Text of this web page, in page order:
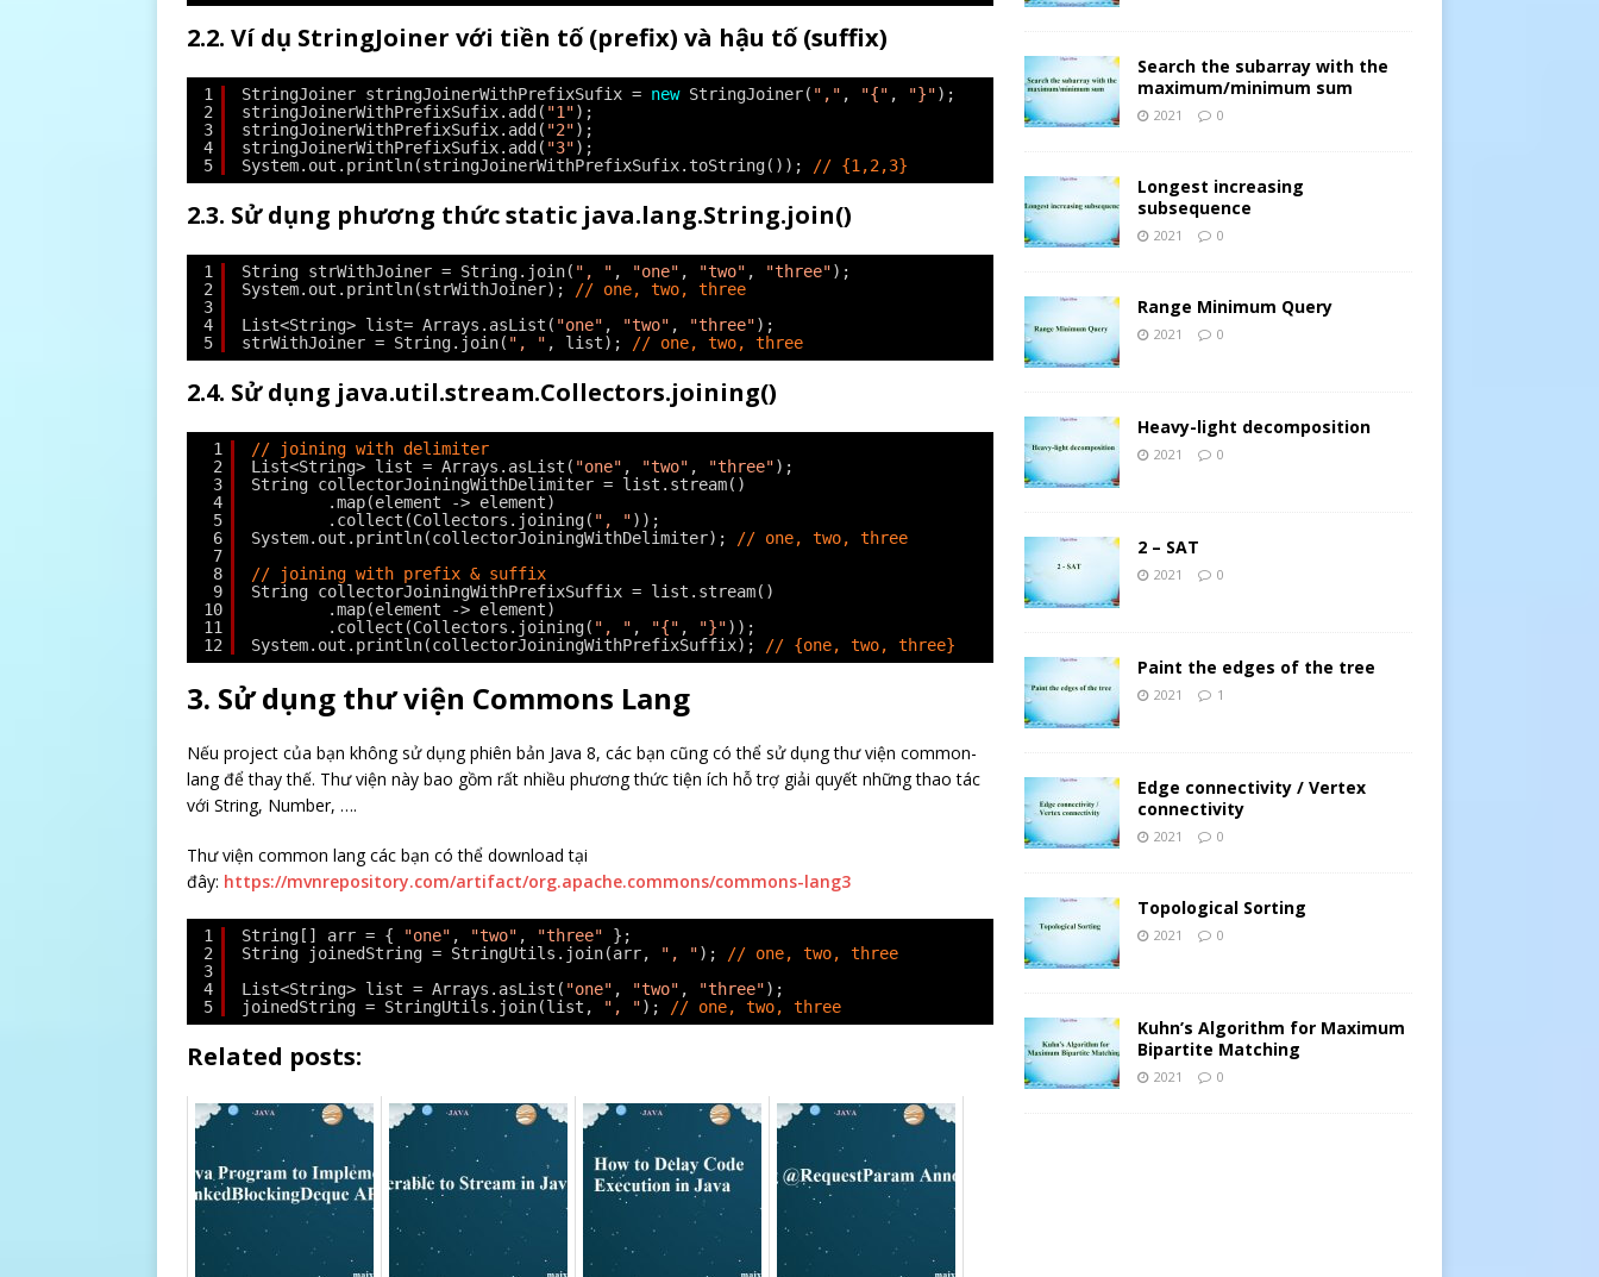
2.2. Ví dụ StringJoiner với tiền tố (prefix) và hậu tố (suffix)
1
2
3
4
5
StringJoiner stringJoinerWithPrefixSufix = new StringJoiner( "," , "{" , "}");
stringJoinerWithPrefixSufix.add( "1");
stringJoinerWithPrefixSufix.add( "2");
stringJoinerWithPrefixSufix.add( "3");
System.out.println(stringJoinerWithPrefixSufix.toString()); // {1,2,3}
2.3. Sử dụng phương thức static java.lang.String.join()
1
2
3
4
5
String strWithJoiner = String.join( ", " , "one" , "two" , "three");
System.out.println(strWithJoiner); // one, two, three
List<String> list= Arrays.asList( "one" , "two" , "three");
strWithJoiner = String.join( ", " , list); // one, two, three
2.4. Sử dụng java.util.stream.Collectors.joining()
1
2
3
4
5
6
7
8
9
10
11
12
// joining with delimiter
List<String> list = Arrays.asList( "one" , "two" , "three");
String collectorJoiningWithDelimiter = list.stream()
.map(element -> element)
.collect(Collectors.joining( ", "));
System.out.println(collectorJoiningWithDelimiter); // one, two, three
// joining with prefix & suffix
String collectorJoiningWithPrefixSuffix = list.stream()
.map(element -> element)
.collect(Collectors.joining( ", " , "{" , "}"));
System.out.println(collectorJoiningWithPrefixSuffix); // {one, two, three}
3. Sử dụng thư viện Commons Lang
Nếu project của bạn không sử dụng phiên bản Java 8, các bạn cũng có thể sử dụng thư viện common-
lang để thay thế. Thư viện này bao gồm rất nhiều phương thức tiện ích hỗ trợ giải quyết những thao tác
với String, Number, ….
Thư viện common lang các bạn có thể download tại
đây: https://mvnrepository.com/artifact/org.apache.commons/commons-lang3
1
2
3
4
5
String[] arr = { "one" , "two" , "three"
};
String joinedString = StringUtils.join(arr,
", "); // one, two, three
List<String> list = Arrays.asList( "one" , "two" , "three");
joinedString = StringUtils.join(list,
", "); // one, two, three
Related posts:
Search the subarray with the
maximum/minimum sum
2021 0
Longest increasing
subsequence
2021 0
Range Minimum Query
2021 0
Heavy-light decomposition
2021 0
2 – SAT
2021 0
Paint the edges of the tree
2021 1
Edge connectivity / Vertex
connectivity
2021 0
Topological Sorting
2021 0
Kuhn’s Algorithm for Maximum
Bipartite Matching
2021 0